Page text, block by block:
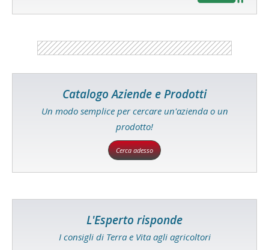
Catalogo Aziende e Prodotti
Un modo semplice per cercare un'azienda o un
prodotto!
Cerca adesso
L'Esperto risponde
I consigli di Terra e Vita agli agricoltori